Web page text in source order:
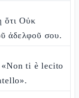
ὅτι Οὐκ
ἀδελφοῦ σου.
ti è lecito